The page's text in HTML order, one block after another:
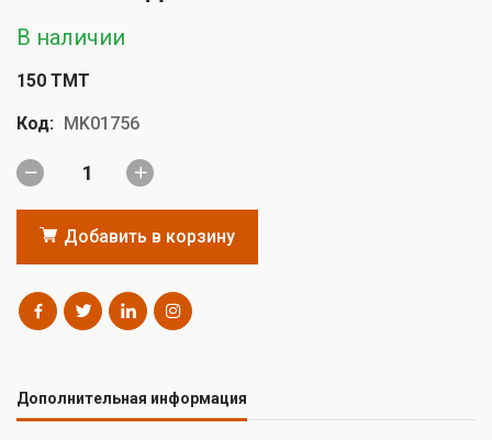
В наличии
150 TMT
Код: MK01756
Добавить в корзину
Дополнительная информация